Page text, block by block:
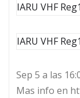
IARU VHF Reg1
IARU VHF Reg1
Sep 5 a las
Mas info en